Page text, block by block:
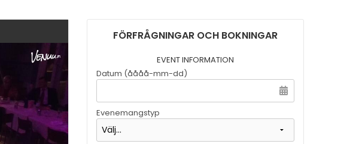
FÖRFRÅGNINGAR OCH BOKNINGAR
EVENT INFORMATION
Datum (åååå-mm-dd)
Evenemangstyp